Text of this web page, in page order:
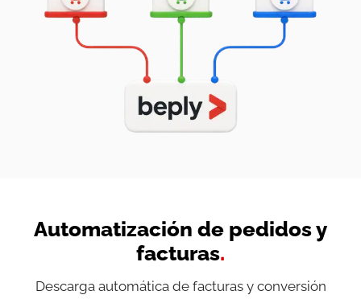
Automatización de pedidos y
facturas.
Descarga automática de facturas y conversión